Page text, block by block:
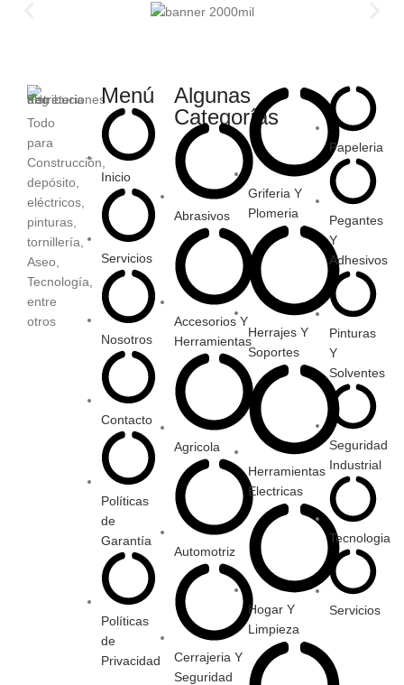
Todo
para
Construcción,
depósito,
eléctricos,
pinturas,
tornillería,
Aseo,
Tecnología,
entre
otros
Menú
Inicio
Servicios
Nosotros
Contacto
Políticas
de
Garantía
Políticas
de
Privacidad
Algunas
Categorías
Abrasivos
Accesorios Y
Herramientas
Agricola
Automotriz
Cerrajeria Y
Seguridad
Griferia Y
Plomeria
Herrajes Y
Soportes
Herramientas
Electricas
Hogar Y
Limpieza
Papeleria
Pegantes
Y
Adhesivos
Pinturas
Y
Solventes
Seguridad
Industrial
Tecnologia
Servicios